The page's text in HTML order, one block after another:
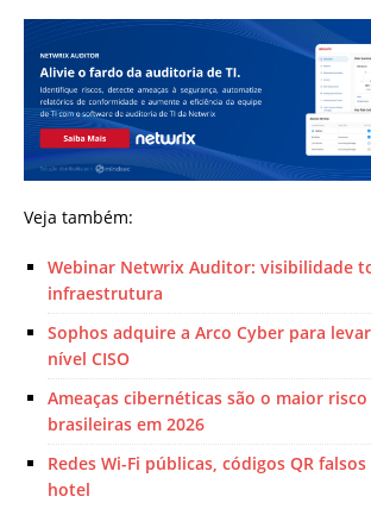
Veja também:
Webinar Netwrix Auditor: visibilidade
infraestrutura
Sophos adquire a Arco Cyber para
nível CISO
Ameaças cibernéticas são o maior
brasileiras em 2026
Redes Wi-Fi públicas, códigos QR
hotel